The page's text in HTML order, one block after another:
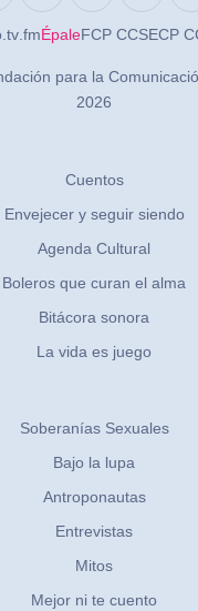
.tv .fmÉpaleFCP CCSECP
para la
2026
Cuentos
Envejecer y seguir siendo
Agenda Cultural
Boleros que curan el alma
Bitácora sonora
La vida es juego
Soberanías Sexuales
Bajo la lupa
Antroponautas
Entrevistas
Mitos
Mejor ni te cuento